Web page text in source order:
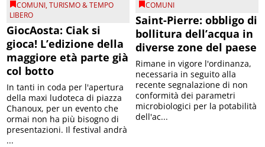
COMUNI,TURISMO & TEMPO
LIBERO
GiocAosta: Ciak si
gioca! L’edizione della
maggiore età parte già
col botto
In tanti in coda per l'apertura
della maxi ludoteca di piazza
Chanoux, per un evento che
ormai non ha più bisogno di
presentazioni. Il festival andrà
...
COMUNI
Saint-Pierre: obbligo di
bollitura dell’acqua in
diverse zone del paese
Rimane in vigore l'ordinanza,
necessaria in seguito alla
recente segnalazione di non
conformità dei parametri
microbiologici per la potabilità
dell'ac...